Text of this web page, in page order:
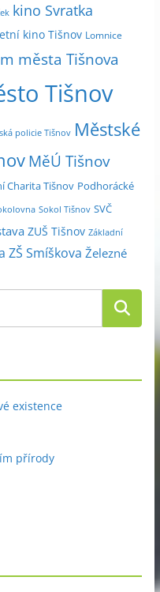
kino Svratka
kino Tišnov Lomnice
města Tišnova
Tišnov
policie Tišnov Městské
MěÚ Tišnov
Charita Tišnov Podhorácké
Sokol Tišnov SVČ
ZUŠ Tišnov Základní
ZŠ Smíškova Železné
existence
přírody